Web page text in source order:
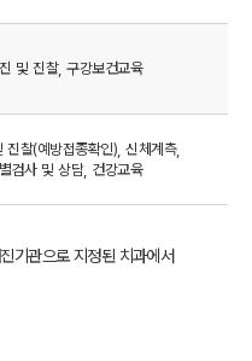
및 진찰, 구강보건교육
진찰(예방접종확인), 신체계측,
검사 및 상담, 건강교육
기관으로 지정된 치과에서